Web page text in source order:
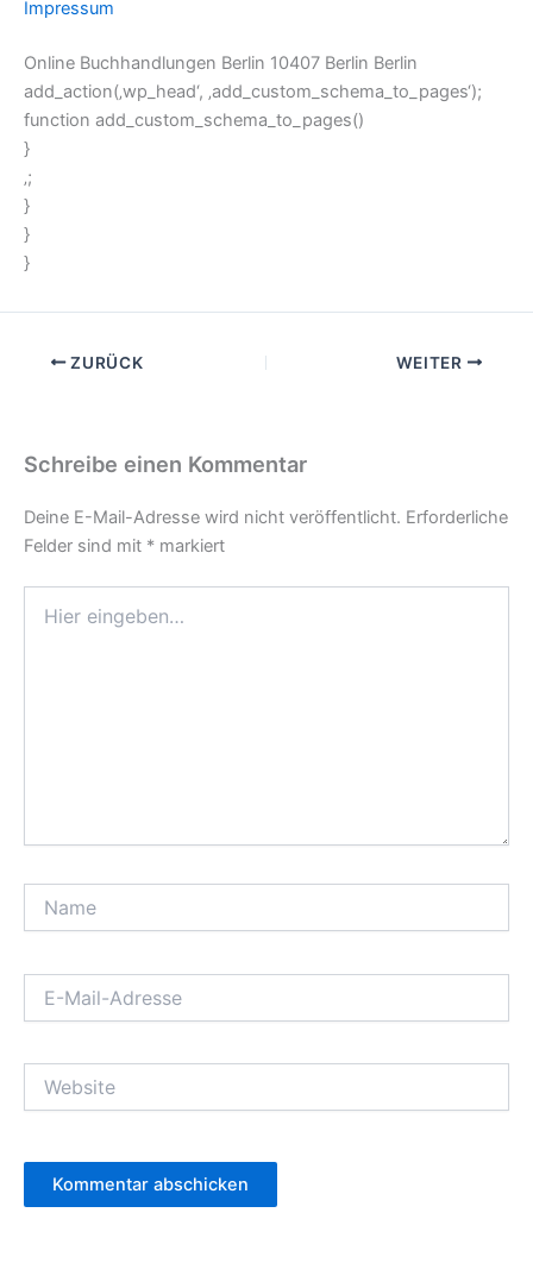
Impressum
Online Buchhandlungen Berlin 10407 Berlin Berlin
add_action(‚wp_head‘, ‚add_custom_schema_to_pages‘);
function add_custom_schema_to_pages()
}
‚;
}
}
}
ZURÜCK WEITER
Schreibe einen Kommentar
Deine E-Mail-Adresse wird nicht veröffentlicht. Erforderliche
Felder sind mit * markiert
eingeben…
Mail-